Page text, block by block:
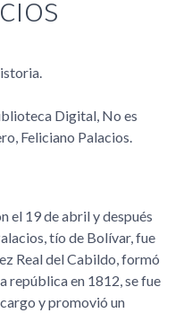
Digital, No es
Feliciano Palacios.
el 19 de abril y después
tío de Bolívar, fue
Real del Cabildo, formó
república en 1812, se fue
y promovió un